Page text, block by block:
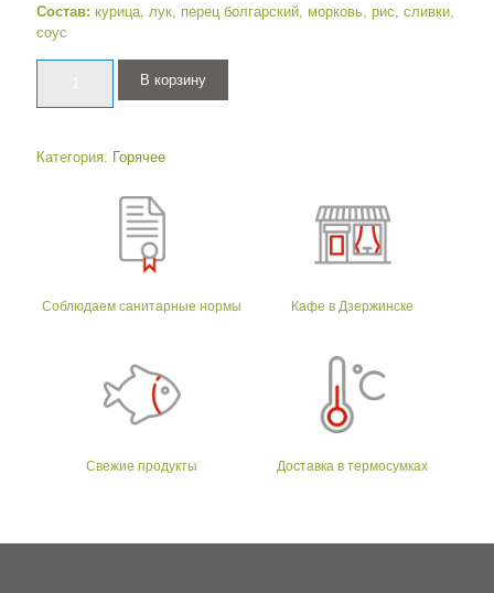
Состав: курица, лук, перец болгарский, морковь, рис, сливки,
соус
В корзину
Категория: Горячее
Соблюдаем санитарные нормы Кафе в Дзержинске
Свежие продукты Доставка в термосумках